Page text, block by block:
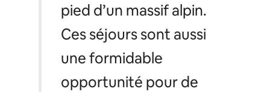
pied d’un massif alpin.
Ces séjours sont aussi
une formidable
opportunité pour de